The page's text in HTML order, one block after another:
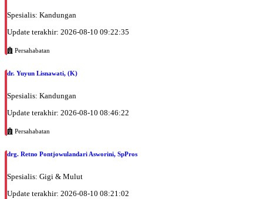
Spesialis: Kandungan
Update terakhir: 2026-08-10 09:22:35
Persahabatan
dr. Yuyun Lisnawati, (K)
Spesialis: Kandungan
Update terakhir: 2026-08-10 08:46:22
Persahabatan
drg. Retno Pontjowulandari Asworini, SpPros
Spesialis: Gigi & Mulut
Update terakhir: 2026-08-10 08:21:02